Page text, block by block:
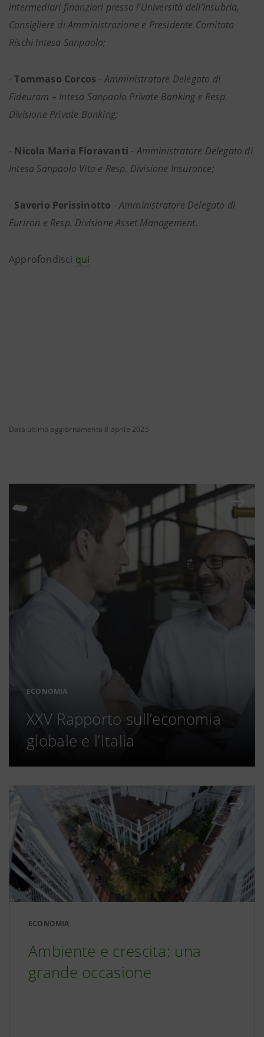
intermediari finanziari presso l’Università dell’Insubria,
Consigliere di Amministrazione e Presidente Comitato
Rischi Intesa Sanpaolo;
-Tommaso Corcos -Amministratore Delegato di
Fideuram – Intesa Sanpaolo Private Banking e Resp.
Divisione Private Banking;
- Nicola Maria Fioravanti -Amministratore Delegato di
Intesa Sanpaolo Vita e Resp. Divisione Insurance;
- Saverio Perissinotto -Amministratore Delegato di
Eurizon e Resp. Divisione Asset Management.
Approfondisci qui
Data ultimo aggiornamento 8 aprile 2025
ECONOMIA
XXV Rapporto sull’economia
globale e l’Italia
ECONOMIA
Ambiente e crescita: una
grande occasione